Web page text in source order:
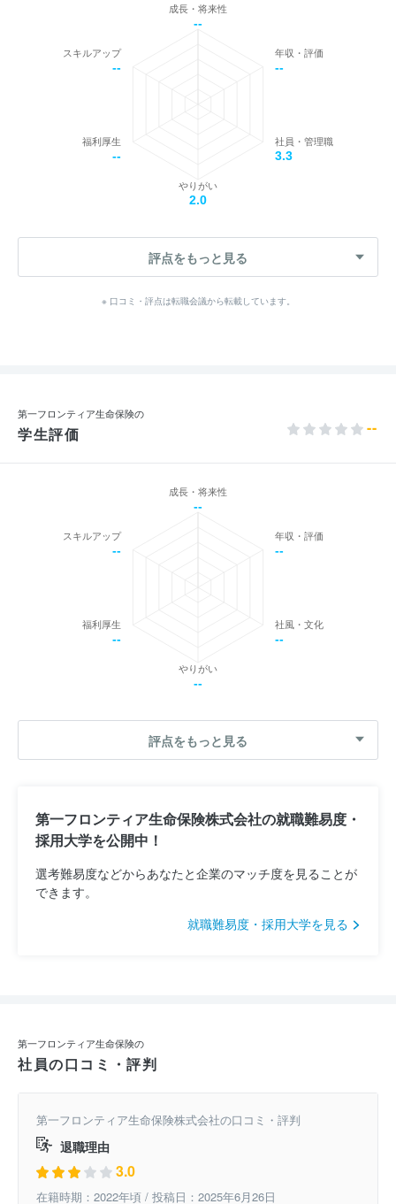
成長・将来性
--
年収・評価
--
社員・管理職
3.3
やりがい
2.0
福利厚生
--
スキルアップ
--
評点をもっと見る
※ 口コミ・評点は転職会議から転載しています。
第一フロンティア生命保険の
学生評価 --
成長・将来性
--
年収・評価
--
社風・文化
--
やりがい
--
福利厚生
--
スキルアップ
--
評点をもっと見る
第一フロンティア生命保険株式会社の就職難易度・
採用大学を公開中！
選考難易度などからあなたと企業のマッチ度を見ることが
できます。
就職難易度・採用大学を見る
第一フロンティア生命保険の
社員の口コミ・評判
第一フロンティア生命保険株式会社の口コミ・評判
退職理由
3.0
在籍時期：2022年頃 / 投稿日：2025年6月26日